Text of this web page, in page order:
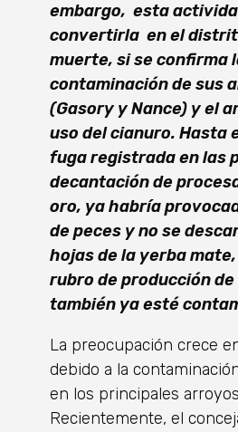
embargo, esta
convertirla en el
muerte, si se confirma
contaminación de sus
(Gasory y Nance) y el
uso del cianuro. Hasta
fuga registrada en las
decantación de
oro, ya habría
de peces y no se
hojas de la yerba
rubro de producción de
también ya esté
La preocupación crece
debido a la
en los principales
Recientemente, el